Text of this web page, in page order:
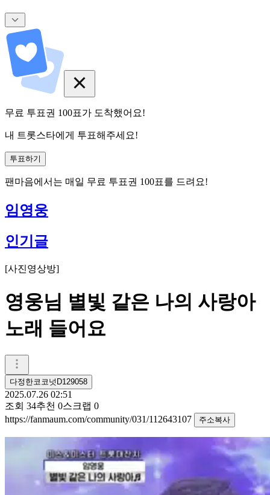
무료 투표권 100표가 도착했어요!
내 트롯스타에게 투표해주세요!
투표하기
팬마음에서는 매일 무료 투표권 100표를 드려요!
임영웅
인기글
[사진영상방]
영웅님 별빛 같은 나의 사랑아
노래 들어요
다정한코코넛D129058
2025.07.26 02:51
조회 34추천 0스크랩 0
https://fanmaum.com/community/031/112643107
주소복사